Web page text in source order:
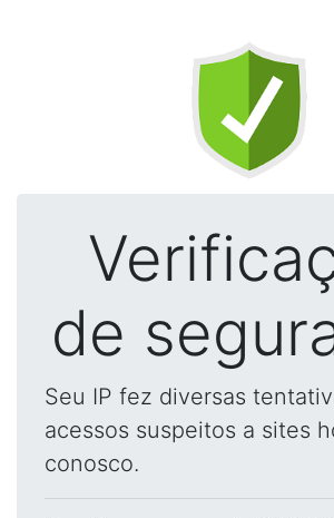
de
Seu IP fez diversas
acessos suspeitos a sites
conosco.